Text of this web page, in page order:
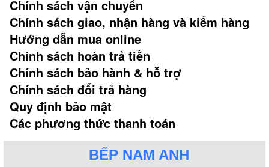
Chính sách vận chuyển
Chính sách giao, nhận hàng và kiểm hàng
Hướng dẫn mua online
Chính sách hoàn trả tiền
Chính sách bảo hành & hỗ trợ
Chính sách đổi trả hàng
Quy định bảo mật
Các phương thức thanh toán
BẾP NAM ANH